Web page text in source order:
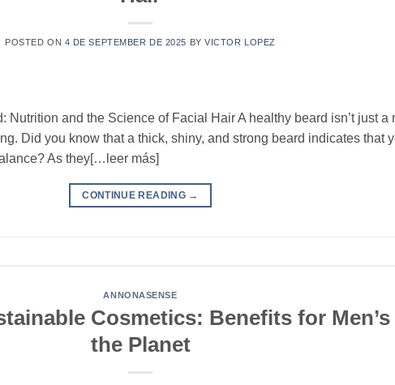
POSTED ON 4 DE SEPTEMBER DE 2025 BYVICTOR LOPEZ
and the Science of Facial Hair A healthy beard isn’t just a
Did you know that a thick, shiny, and strong beard indicates that
As they[…leer más]
CONTINUE READING →
ANNONASENSE
Cosmetics: Benefits for Men’s
the Planet